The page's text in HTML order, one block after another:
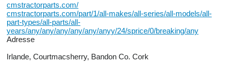
cmstractorparts.com/
cmstractorparts.com/part/1/all-makes/all-series/all-models/all-
part-types/all-parts/all-
years/any/any/any/any/any/anyy/24/sprice/0/breaking/any
Adresse
Irlande, Courtmacsherry, Bandon Co. Cork